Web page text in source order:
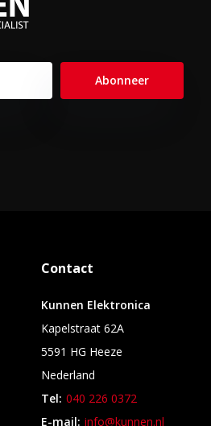
Abonneer
Contact
Kunnen Elektronica
Kapelstraat 62A
5591 HG Heeze
Nederland
Tel: 040 226 0372
E-mail: info@kunnen.nl